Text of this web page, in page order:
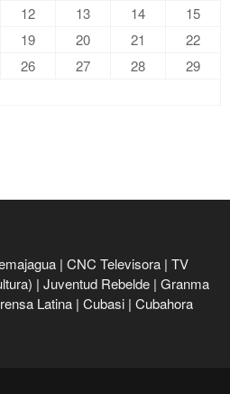
12 13 14
15
19 20 21
22
26 27 28
29
| CNC Televisora | TV
| Juventud Rebelde | Granma
Latina | Cubasi | Cubahora